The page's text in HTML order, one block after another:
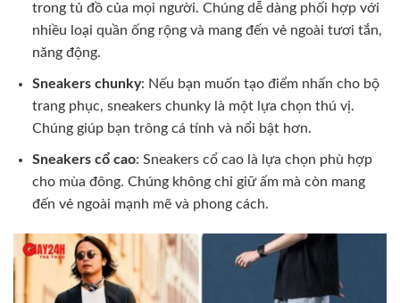
trong tủ đồ của mọi người. Chúng dễ dàng phối hợp với
nhiều loại quần ống rộng và mang đến vẻ ngoài tươi tắn,
năng động.
Sneakers chunky: Nếu bạn muốn tạo điểm nhấn cho bộ
trang phục, sneakers chunky là một lựa chọn thú vị.
Chúng giúp bạn trông cá tính và nổi bật hơn.
Sneakers cổ cao: Sneakers cổ cao là lựa chọn phù hợp
cho mùa đông. Chúng không chỉ giữ ấm mà còn mang
đến vẻ ngoài mạnh mẽ và phong cách.